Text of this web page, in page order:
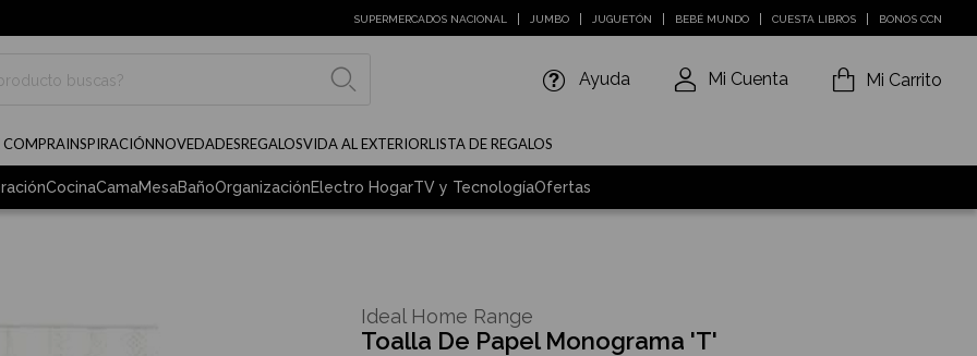
SUPERMERCADOS NACIONAL JUMBO JUGUETÓN BEBÉ MUNDO CUESTA LIBROS BONOS CCN
Ayuda Mi Cuenta Mi Carrito
COMPRAINSPIRACIÓNNOVEDADESREGALOSVIDA AL EXTERIORLISTA DE REGALOS
CocinaCamaMesaBañoOrganizaciónElectro HogarTV y TecnologíaOfertas
Toalla De Papel Monograma 'T'
Ideal Home Range